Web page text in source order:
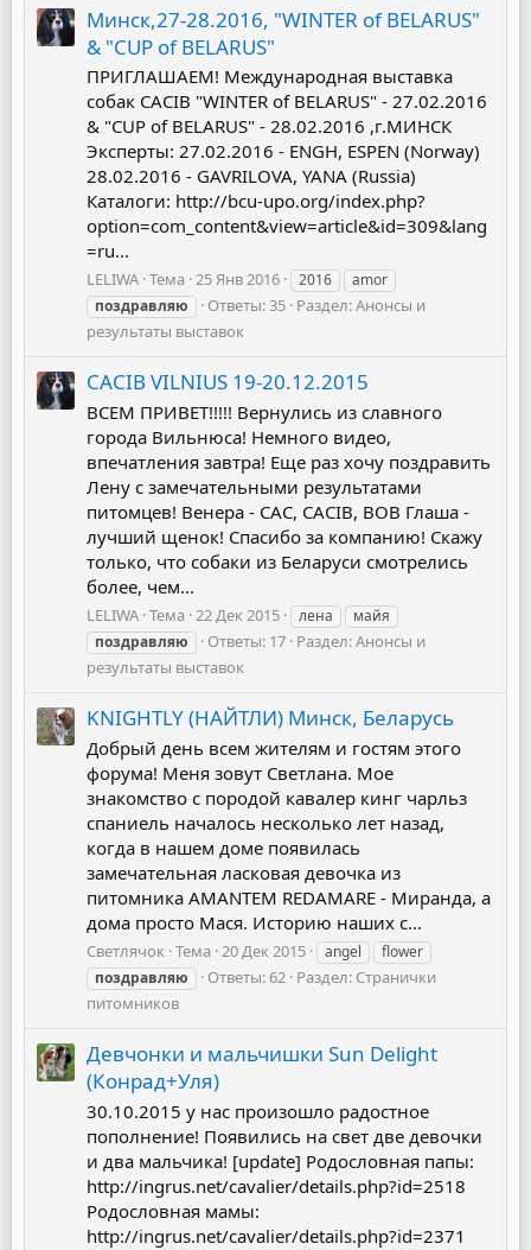
Минск,27-28.2016, "WINTER of BELARUS"
& "CUP of BELARUS"
ПРИГЛАШАЕМ! Международная выставка
собак CACIB "WINTER of BELARUS" - 27.02.2016
& "CUP of BELARUS" - 28.02.2016 ,г.МИНСК
Эксперты: 27.02.2016 - ENGH, ESPEN (Norway)
28.02.2016 - GAVRILOVA, YANA (Russia)
Каталоги: http://bcu-upo.org/index.php?
option=com_content&view=article&id=309&lang
=ru...
LELIWA Тема 25 Янв 2016 2016
amor
поздравляю
Ответы: 35 Раздел:Анонсы и
результаты выставок
CACIB VILNIUS 19-20.12.2015
ВСЕМ ПРИВЕТ!!!!! Вернулись из славного
города Вильнюса! Немного видео,
впечатления завтра! Еще раз хочу поздравить
Лену с замечательными результатами
питомцев! Венера - CAC, CACIB, BOB Глаша -
лучший щенок! Спасибо за компанию! Скажу
только, что собаки из Беларуси смотрелись
более, чем...
LELIWA Тема 22 Дек 2015 лена
майя
поздравляю
Ответы: 17 Раздел:Анонсы и
результаты выставок
KNIGHTLY (НАЙТЛИ) Минск, Беларусь
Добрый день всем жителям и гостям этого
форума! Меня зовут Светлана. Мое
знакомство с породой кавалер кинг чарльз
спаниель началось несколько лет назад,
когда в нашем доме появилась
замечательная ласковая девочка из
питомника AMANTEM REDAMARE - Миранда, а
дома просто Мася. Историю наших с...
Светлячок Тема 20 Дек 2015 angel
flower
поздравляю
Ответы: 62 Раздел: Странички
питомников
Девчонки и мальчишки Sun Delight
(Конрад+Уля)
30.10.2015 у нас произошло радостное
пополнение! Появились на свет две девочки
и два мальчика! [update] Родословная папы:
http://ingrus.net/cavalier/details.php?id=2518
Родословная мамы:
http://ingrus.net/cavalier/details.php?id=2371